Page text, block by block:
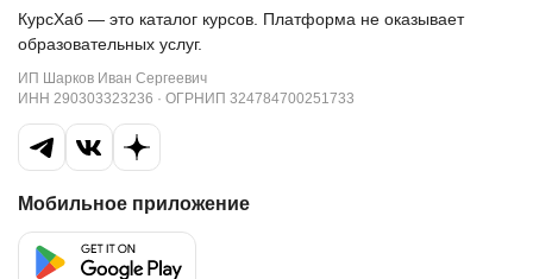
ребёнка, исходя из этого строились занятия. Мы
очень довольны, поэтому после прохождения
курса по развитию речи, ещё взяли курс по
Подготовке к школе.
КурсХаб — это каталог курсов. Платформа не оказывает
образовательных услуг.
ИП Шарков Иван Сергеевич
ИНН 290303323236 · ОГРНИП 324784700251733
Мобильное приложение